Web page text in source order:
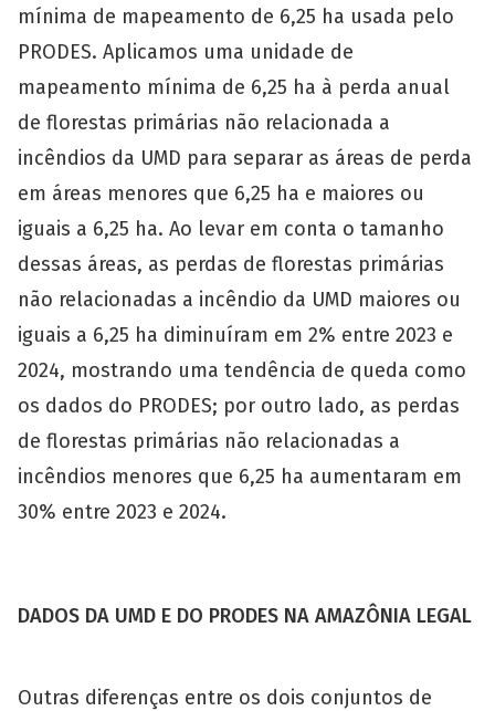
mínima de mapeamento de 6,25 ha usada pelo
PRODES. Aplicamos uma unidade de
mapeamento mínima de 6,25 ha à perda anual
de florestas primárias não relacionada a
incêndios da UMD para separar as áreas de perda
em áreas menores que 6,25 ha e maiores ou
iguais a 6,25 ha. Ao levar em conta o tamanho
dessas áreas, as perdas de florestas primárias
não relacionadas a incêndio da UMD maiores ou
iguais a 6,25 ha diminuíram em 2% entre 2023 e
2024, mostrando uma tendência de queda como
os dados do PRODES; por outro lado, as perdas
de florestas primárias não relacionadas a
incêndios menores que 6,25 ha aumentaram em
30% entre 2023 e 2024.
DADOS DA UMD E DO PRODES NA AMAZÔNIA LEGAL
Outras diferenças entre os dois conjuntos de